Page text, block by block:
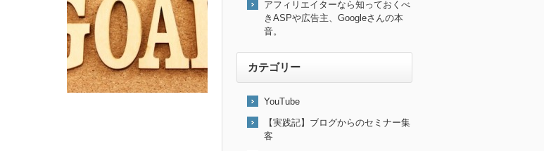
アフィリエイターなら知っておくべ
きASPや広告主、Googleさんの本
音。
カテゴリー
YouTube
【実践記】ブログからのセミナー集
客